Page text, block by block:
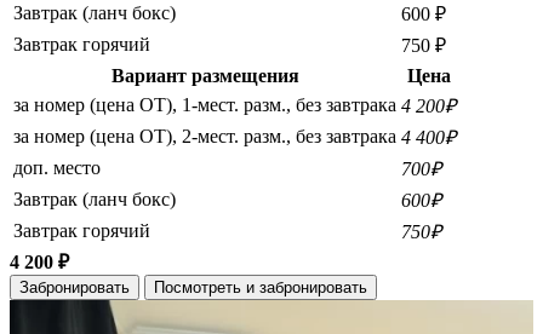
Завтрак (ланч бокс)
600 ₽
Завтрак горячий
750 ₽
Вариант размещения
Цена
за номер (цена ОТ), 1-мест. разм., без завтрака 4 200₽
за номер (цена ОТ), 2-мест. разм., без завтрака 4 400₽
доп. место
700₽
Завтрак (ланч бокс)
600₽
Завтрак горячий
750₽
4 200 ₽
Забронировать Посмотреть и забронировать